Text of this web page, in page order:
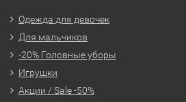
Одежда для девочек
Для мальчиков
-20% Головные уборы
Игрушки
Акции / Sale -50%